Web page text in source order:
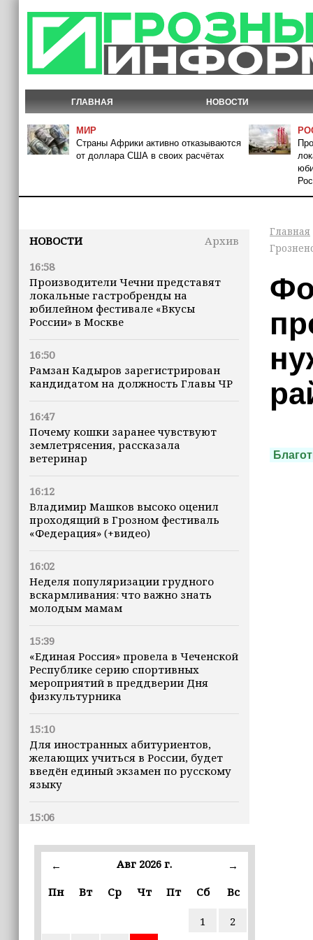
ГЛАВНАЯ НОВОСТИ
МИР
Страны Африки активно отказываются
от доллара США в своих расчётах
НОВОСТИ
Архив
16:58
Производители Чечни представят
локальные гастробренды на
юбилейном фестивале «Вкусы
России» в Москве
16:50
Рамзан Кадыров зарегистрирован
кандидатом на должность Главы ЧР
16:47
Почему кошки заранее чувствуют
землетрясения, рассказала
ветеринар
16:12
Владимир Машков высоко оценил
проходящий в Грозном фестиваль
«Федерация» (+видео)
16:02
Неделя популяризации грудного
вскармливания: что важно знать
молодым мамам
15:39
«Единая Россия» провела в Чеченской
Республике серию спортивных
мероприятий в преддверии Дня
физкультурника
15:10
Для иностранных абитуриентов,
желающих учиться в России, будет
введён единый экзамен по русскому
языку
15:06
новых учебников для школ
Страны Африки активно
← Авг 2026 г.
→
Пн
Вт Ср Чт Пт Сб Вс
1
2
Главная